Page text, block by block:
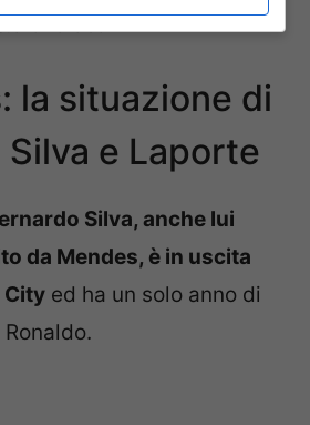
la situazione di
Silva e Laporte
Silva, anche lui
da Mendes, è in uscita
City ed ha un solo anno di